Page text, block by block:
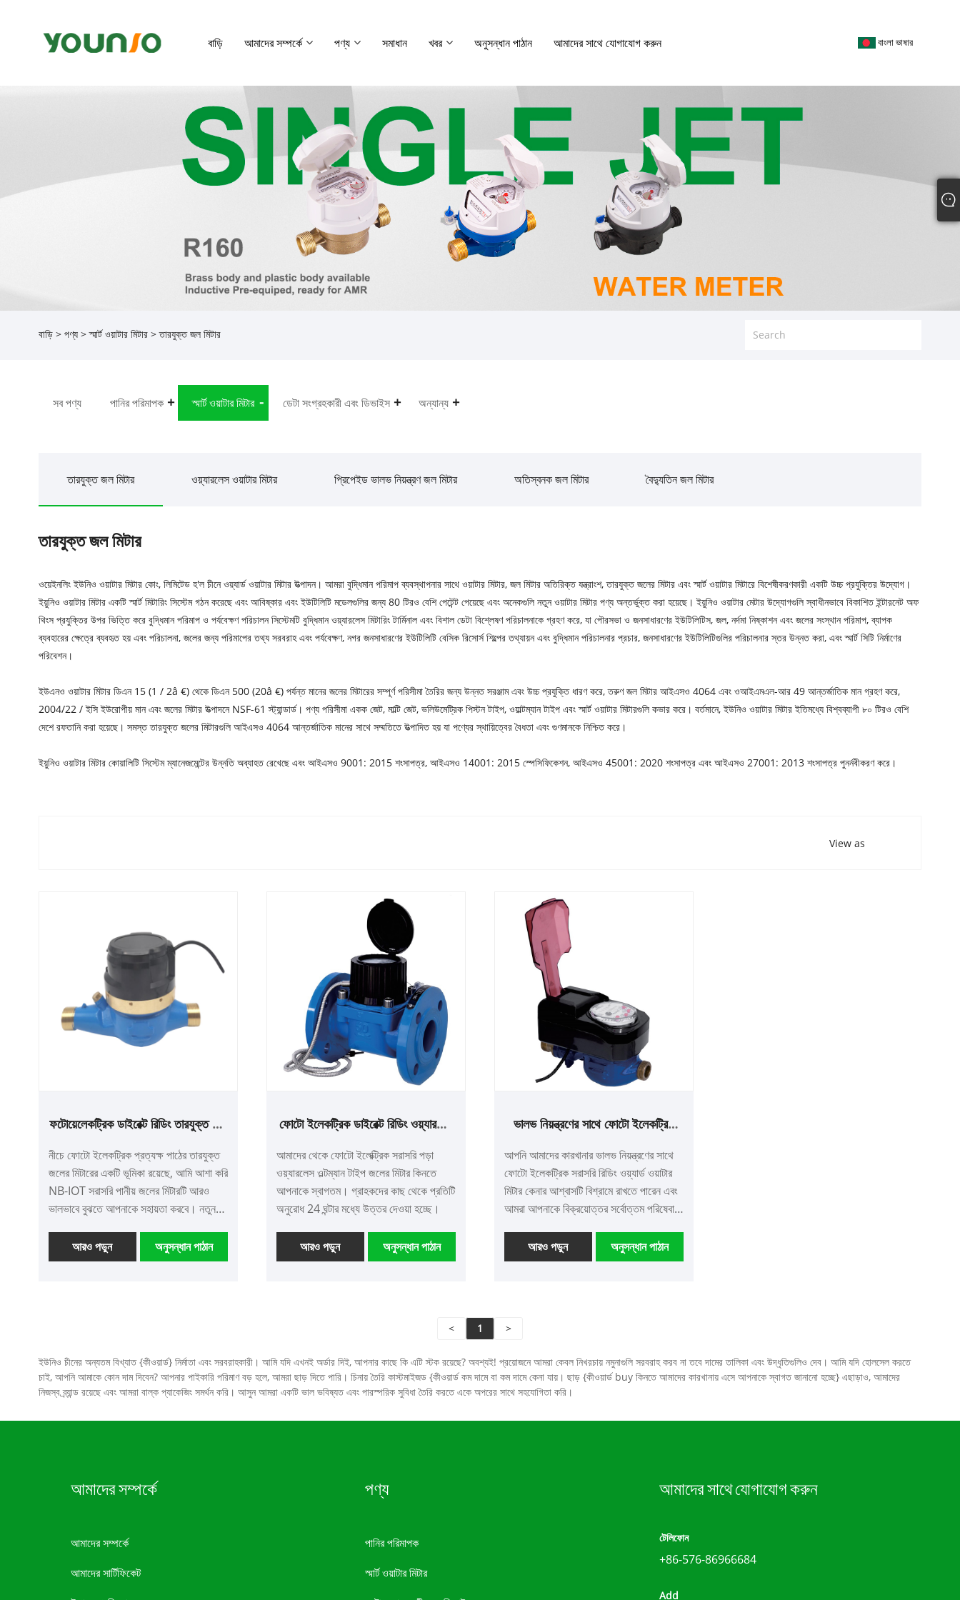
বাড়ি আমাদের সম্পর্কে পণ্য সমাধান খবর অনুসন্ধান পাঠান আমাদের সাথে যোগাযোগ করুন বাংলা ভাষার
বাড়ি > পণ্য>স্মার্ট ওয়াটার মিটার> তারযুক্ত জল মিটার
সব পণ্য পানির পরিমাপক স্মার্ট ওয়াটার মিটার ডেটা সংগ্রহকারী এবং ডিভাইস অন্যান্য
তারযুক্ত জল মিটার ওয়্যারলেস ওয়াটার মিটার প্রিপেইড ভালভ নিয়ন্ত্রণ জল মিটার অতিস্বনক জল মিটার বৈদ্যুতিন জল মিটার
তারযুক্ত জল মিটার
ওয়েইনলিং ইউনিও ওয়াটার মিটার কোং, লিমিটেড হ'ল চীনে ওয়্যার্ড ওয়াটার মিটার উত্পাদন। আমরা বুদ্ধিমান পরিমাপ ব্যবস্থাপনার সাথে ওয়াটার মিটার, জল মিটার অতিরিক্ত যন্ত্রাংশ, তারযুক্ত জলের মিটার এবং স্মার্ট ওয়াটার মিটারে বিশেষীকরণকারী একটি উচ্চ প্রযুক্তির উদ্যোগ।
ইয়ুনিও ওয়াটার মিটার একটি স্মার্ট মিটারিং সিস্টেম গঠন করেছে এবং আবিষ্কার এবং ইউটিলিটি মডেলগুলির জন্য 80 টিরও বেশি পেটেন্ট পেয়েছে এবং অনেকগুলি নতুন ওয়াটার মিটার পণ্য অন্তর্ভুক্ত করা হয়েছে। ইয়ুনিও ওয়াটার মেটার উদ্যোগগুলি স্বাধীনভাবে বিকাশিত ইন্টারনেট অফ
থিংস প্রযুক্তির উপর ভিত্তি করে বুদ্ধিমান পরিমাপ ও পর্যবেক্ষণ পরিচালন সিস্টেমটি বুদ্ধিমান ওয়্যারলেস মিটারিং টার্মিনাল এবং বিশাল ডেটা বিশ্লেষণ পরিচালনাকে গ্রহণ করে, যা পৌরসভা ও জনসাধারণের ইউটিলিটিস, জল, নর্দমা নিষ্কাশন এবং জলের সংস্থান পরিমাপ, ব্যাপক
ব্যবহারের ক্ষেত্রে ব্যবহৃত হয় এবং পরিচালনা, জলের জন্য পরিমাপের তথ্য সরবরাহ এবং পর্যবেক্ষণ, নগর জনসাধারণের ইউটিলিটি বেসিক রিসোর্স শিল্পের তথ্যায়ন এবং বুদ্ধিমান পরিচালনার প্রচার, জনসাধারণের ইউটিলিটিগুলির পরিচালনার স্তর উন্নত করা, এবং স্মার্ট সিটি নির্মাণের
পরিবেশন।
ইউএনও ওয়াটার মিটার ডিএন 15 (1 / 2â €) থেকে ডিএন 500 (20â €) পর্যন্ত মানের জলের মিটারের সম্পূর্ণ পরিসীমা তৈরির জন্য উন্নত সরঞ্জাম এবং উচ্চ প্রযুক্তি ধারণ করে, তরুণ জল মিটার আইএসও 4064 এবং ওআইএমএল-আর 49 আন্তর্জাতিক মান গ্রহণ করে,
2004/22 / ইসি ইউরোপীয় মান এবং জলের মিটার উত্পাদনে NSF-61 স্ট্যান্ডার্ড। পণ্য পরিসীমা একক জেট, মাল্টি জেট, ভলিউমেট্রিক পিস্টন টাইপ, ওয়াল্টম্যান টাইপ এবং স্মার্ট ওয়াটার মিটারগুলি কভার করে। বর্তমানে, ইউনিও ওয়াটার মিটার ইতিমধ্যে বিশ্বব্যাপী ৮০ টিরও বেশি
দেশে রফতানি করা হয়েছে। সমস্ত তারযুক্ত জলের মিটারগুলি আইএসও 4064 আন্তর্জাতিক মানের সাথে সম্মতিতে উত্পাদিত হয় যা পণ্যের স্থায়িত্বের বৈধতা এবং গুণমানকে নিশ্চিত করে।
ইয়ুনিও ওয়াটার মিটার কোয়ালিটি সিস্টেম ম্যানেজমেন্টের উন্নতি অব্যাহত রেখেছে এবং আইএসও 9001: 2015 শংসাপত্র, আইএসও 14001: 2015 স্পেসিফিকেশন, আইএসও 45001: 2020 শংসাপত্র এবং আইএসও 27001: 2013 শংসাপত্র পুনর্নবীকরণ করে।
View as
ফটোয়েলেকট্রিক ডাইরেক্ট রিডিং তারযুক্ত জল
নীচে ফোটো ইলেকট্রিক প্রত্যক্ষ পাঠের তারযুক্ত
জলের মিটারের একটি ভূমিকা রয়েছে, আমি আশা করি
NB-IOT সরাসরি পানীয় জলের মিটারটি আরও
ভালভাবে বুঝতে আপনাকে সহায়তা করবে। নতুন
ভবিষ্যত তৈরি করতে আমাদের সহযোগিতা অব্যাহত
রাখতে স্বাগতম!
আরও পড়ুন অনুসন্ধান পাঠান
ফোটো ইলেকট্রিক ডাইরেক্ট রিডিং ওয়্যারলেস
আমাদের থেকে ফোটো ইলেক্ট্রিক সরাসরি পড়া
ওয়্যারলেস ওল্টম্যান টাইপ জলের মিটার কিনতে
আপনাকে স্বাগতম। গ্রাহকদের কাছ থেকে প্রতিটি
অনুরোধ 24 ঘন্টার মধ্যে উত্তর দেওয়া হচ্ছে।
আরও পড়ুন অনুসন্ধান পাঠান
ভালভ নিয়ন্ত্রণের সাথে ফোটো ইলেকট্রিক
আপনি আমাদের কারখানার ভালভ নিয়ন্ত্রণের সাথে
ফোটো ইলেকট্রিক সরাসরি রিডিং ওয়্যার্ড ওয়াটার
মিটার কেনার আশ্বাসটি বিশ্রামে রাখতে পারেন এবং
আমরা আপনাকে বিক্রয়োত্তর সর্বোত্তম পরিষেবা
আরও পড়ুন
অনুসন্ধান পাঠান
< 1 >
ইউনিও চীনের অন্যতম বিখ্যাত {কীওয়ার্ড} নির্মাতা এবং সরবরাহকারী। আমি যদি এখনই অর্ডার দিই, আপনার কাছে কি এটি স্টক রয়েছে? অবশ্যই! প্রয়োজনে আমরা কেবল নিখরচায় নমুনাগুলি সরবরাহ করব না তবে দামের তালিকা এবং উদ্ধৃতিগুলিও দেব। আমি যদি হোলসেল করতে
চাই, আপনি আমাকে কোন দাম দিবেন? আপনার পাইকারি পরিমাণ বড় হলে, আমরা ছাড় দিতে পারি। চিনায় তৈরি কাস্টমাইজড {কীওয়ার্ড কম দামে বা কম দামে কেনা যায়। ছাড় {কীওয়ার্ড buy কিনতে আমাদের কারখানায় এসে আপনাকে স্বাগত জানানো হচ্ছে} এছাড়াও, আমাদের
নিজস্ব ব্র্যান্ড রয়েছে এবং আমরা বাল্ক প্যাকেজিং সমর্থন করি। আসুন আমরা একটি ভাল ভবিষ্যত এবং পারস্পরিক সুবিধা তৈরি করতে একে অপরের সাথে সহযোগিতা করি।
আমাদের সম্পর্কে
আমাদের সম্পর্কে
আমাদের সার্টিফিকেট
পণ্য
পানির পরিমাপক
স্মার্ট ওয়াটার মিটার
আমাদের সাথে যোগাযোগ করুন
টেলিফোন
+86-576-86966684
Add